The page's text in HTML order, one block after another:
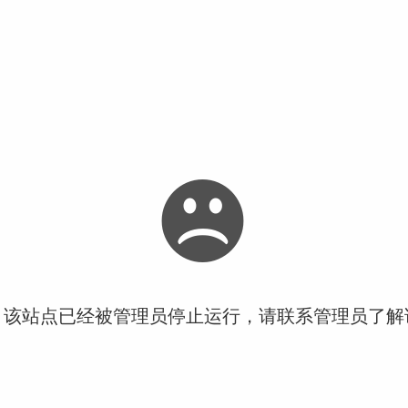
站点已经被管理员停止运行，请联系管理员了